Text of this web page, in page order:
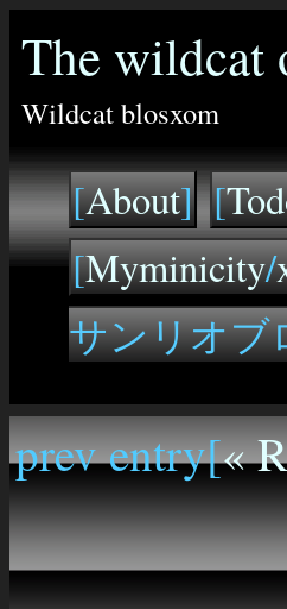
The wildcat
Wildcat blosxom
[About] [
[Myminicity/
サンリオブ
prev entry[«